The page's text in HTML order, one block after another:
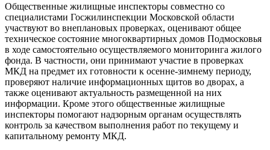
Общественные жилищные инспекторы совместно со
специалистами Госжилинспекции Московской области
участвуют во внеплановых проверках, оценивают общее
техническое состояние многоквартирных домов Подмосковья
в ходе самостоятельно осуществляемого мониторинга жилого
фонда. В частности, они принимают участие в проверках
МКД на предмет их готовности к осенне-зимнему периоду,
проверяют наличие информационных щитов во дворах, а
также оценивают актуальность размещенной на них
информации. Кроме этого общественные жилищные
инспекторы помогают надзорным органам осуществлять
контроль за качеством выполнения работ по текущему и
капитальному ремонту МКД.